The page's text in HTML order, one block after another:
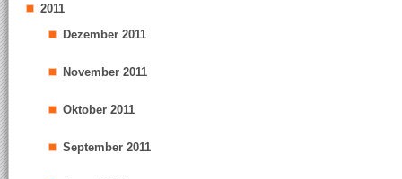
2011
Dezember 2011
November 2011
Oktober 2011
September 2011